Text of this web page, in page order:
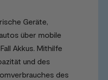
Geräte,
über mobile
Akkus. Mithilfe
und des
des